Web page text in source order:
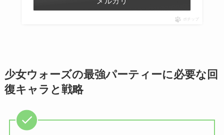
ポチップ
少女ウォーズの最強パーティーに必要な回
復キャラと戦略